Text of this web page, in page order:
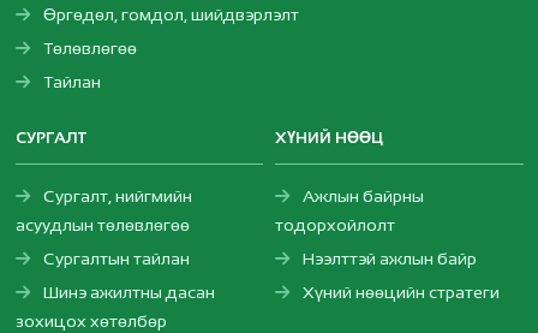
Өргөдөл, гомдол, шийдвэрлэлт
Төлөвлөгөө
Тайлан
СУРГАЛТ
Сургалт, нийгмийн
асуудлын төлөвлөгөө
Сургалтын тайлан
Шинэ ажилтны дасан
зохицох хөтөлбөр
ХҮНИЙ НӨӨЦ
Ажлын байрны
тодорхойлолт
Нээлттэй ажлын байр
Хүний нөөцийн стратеги